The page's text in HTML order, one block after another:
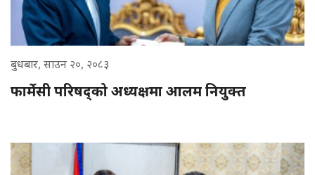
बुधबार, साउन २०, २०८३
फार्मेसी परिषद्को अध्यक्षमा आलम नियुक्त